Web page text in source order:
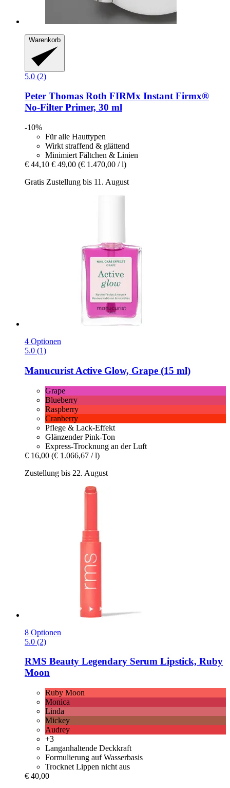
Warenkorb
5.0 (2)
Peter Thomas Roth FIRMx Instant Firmx®
No-​Filter Primer, 30 ml
-10%
Für alle Hauttypen
Wirkt straffend & glättend
Minimiert Fältchen & Linien
€ 44,10 € 49,00 (€ 1.470,00 / l)
Gratis Zustellung bis 11. August
4 Optionen
5.0 (1)
Manucurist Active Glow, Grape (15 ml)
Grape
Blueberry
Raspberry
Cranberry
Pflege & Lack-Effekt
Glänzender Pink-Ton
Express-Trocknung an der Luft
€ 16,00 (€ 1.066,67 / l)
Zustellung bis 22. August
8 Optionen
5.0 (2)
RMS Beauty Legendary Serum Lipstick, Ruby
Moon
Ruby Moon
Monica
Linda
Mickey
Audrey
+3
Langanhaltende Deckkraft
Formulierung auf Wasserbasis
Trocknet Lippen nicht aus
€ 40,00